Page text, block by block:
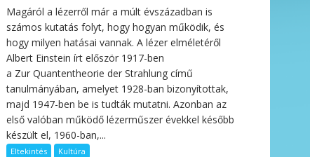
Magáról a lézerről már a múlt évszázadban is
számos kutatás folyt, hogy hogyan működik, és
hogy milyen hatásai vannak. A lézer elméletéről
Albert Einstein írt először 1917-ben
a Zur Quantentheorie der Strahlung című
tanulmányában, amelyet 1928-ban bizonyítottak,
majd 1947-ben be is tudták mutatni. Azonban az
első valóban működő lézerműszer évekkel később
készült el, 1960-ban,...
Eltekintés Kultúra